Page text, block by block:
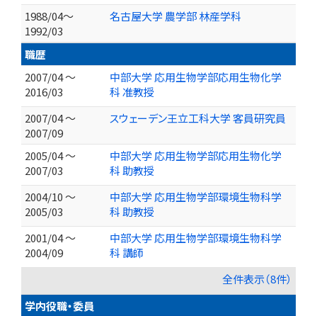
1988/04～
1992/03
名古屋大学 農学部 林産学科
職歴
2007/04 ～
2016/03
中部大学 応用生物学部応用生物化学
科 准教授
2007/04 ～
2007/09
スウェーデン王立工科大学 客員研究員
2005/04 ～
2007/03
中部大学 応用生物学部応用生物化学
科 助教授
2004/10 ～
2005/03
中部大学 応用生物学部環境生物科学
科 助教授
2001/04 ～
2004/09
中部大学 応用生物学部環境生物科学
科 講師
全件表示（8件）
学内役職・委員